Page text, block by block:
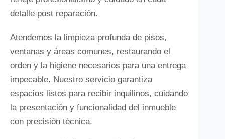
detalle post reparación.
Atendemos la limpieza profunda de pisos,
ventanas y áreas comunes, restaurando el
orden y la higiene necesarios para una entrega
impecable. Nuestro servicio garantiza
espacios listos para recibir inquilinos, cuidando
la presentación y funcionalidad del inmueble
con precisión técnica.